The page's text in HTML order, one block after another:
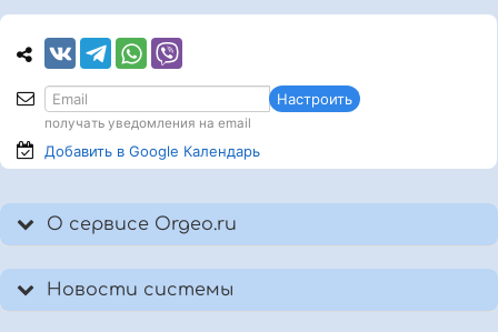
Настроить
получать уведомления на email
Добавить в Google Календарь
О сервисе Orgeo.ru
Новости системы